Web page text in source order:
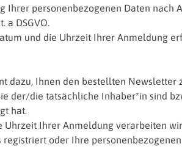
Ihrer personenbezogenen Daten
a DSGVO.
und die Uhrzeit Ihrer Anmeldung
dazu, Ihnen den bestellten Newsletter
der/die tatsächliche Inhaber*in sind
hat.
Uhrzeit Ihrer Anmeldung verarbeiten
oder Ihre